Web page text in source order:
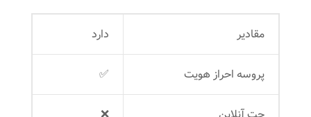
مقادیر دارد
پروسه احراز هویت ✅